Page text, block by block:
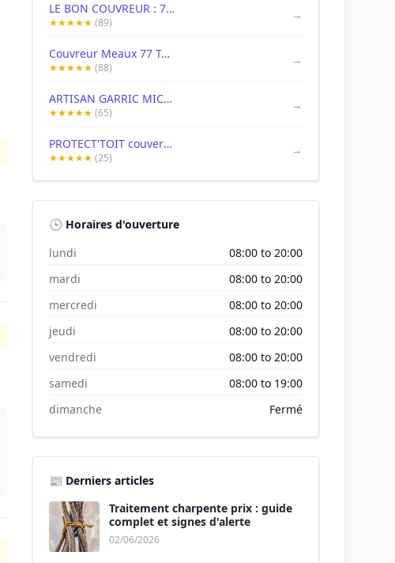
LE BON COUVREUR : 77 Artisan Couvreur Zingueur à Meaux
★★★★★(89)
→
Couvreur Meaux 77 Toiture
★★★★★(88)
→
ARTISAN GARRIC MICKAEL - couvreur 77 - couverture 77 - toiture 77 - zingueur 77 - ravalement
★★★★★(65)
→
PROTECT'TOIT couverture charpente devis, gratuit
★★★★★(25)
→
🕒 Horaires d'ouverture
lundi
08:00 to 20:00
mardi
08:00 to 20:00
mercredi
08:00 to 20:00
jeudi
08:00 to 20:00
vendredi
08:00 to 20:00
samedi
08:00 to 19:00
dimanche
Fermé
📰 Derniers articles
Traitement charpente prix : guide
complet et signes d'alerte
02/06/2026